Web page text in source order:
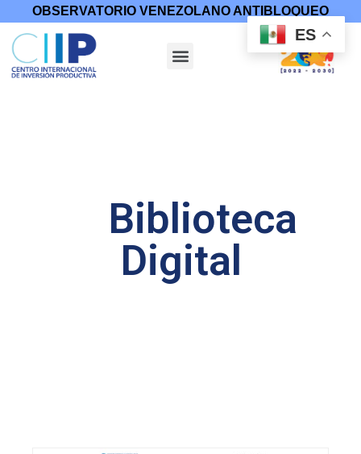
OBSERVATORIO VENEZOLANO ANTIBLOQUEO
Biblioteca
Digital
ES